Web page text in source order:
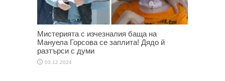
Мистерията с изчезналия баща на
Мануела Горсова се заплита! Дядо й
разтърси с думи
03.12.2024